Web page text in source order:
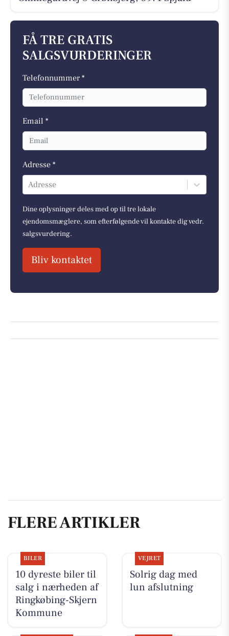
FÅ TRE GRATIS
SALGSVURDERINGER
Telefonnummer *
Email *
Adresse *
Adresse
Dine oplysninger deles med op til tre lokale
ejendomsmæglere, som efterfølgende vil kontakte dig vedr.
salgsvurdering.
Bliv kontaktet
FLERE ARTIKLER
BILER
10 dyreste biler til
salg i nærheden af
Ringkøbing-Skjern
Kommune
VEJRET
Solrig dag med
lun afslutning